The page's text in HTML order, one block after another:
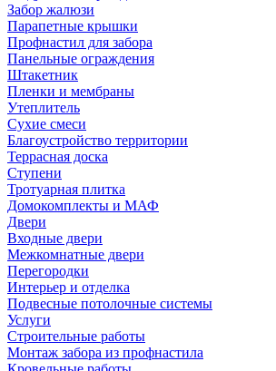
Забор жалюзи
Парапетные крышки
Профнастил для забора
Панельные ограждения
Штакетник
Пленки и мембраны
Утеплитель
Сухие смеси
Благоустройство территории
Террасная доска
Ступени
Тротуарная плитка
Домокомплекты и МАФ
Двери
Входные двери
Межкомнатные двери
Перегородки
Интерьер и отделка
Подвесные потолочные системы
Услуги
Строительные работы
Монтаж забора из профнастила